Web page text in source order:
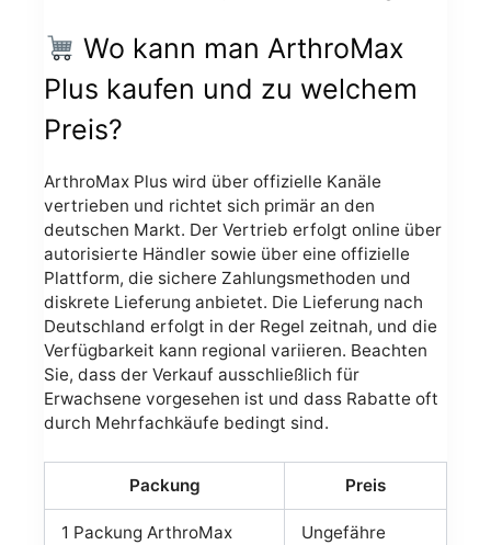
Wo kann man ArthroMax
Plus kaufen und zu welchem
Preis?
ArthroMax Plus wird über offizielle Kanäle
vertrieben und richtet sich primär an den
deutschen Markt. Der Vertrieb erfolgt online über
autorisierte Händler sowie über eine offizielle
Plattform, die sichere Zahlungsmethoden und
diskrete Lieferung anbietet. Die Lieferung nach
Deutschland erfolgt in der Regel zeitnah, und die
Verfügbarkeit kann regional variieren. Beachten
Sie, dass der Verkauf ausschließlich für
Erwachsene vorgesehen ist und dass Rabatte oft
durch Mehrfachkäufe bedingt sind.
Packung Preis
1 Packung ArthroMax
Ungefähre